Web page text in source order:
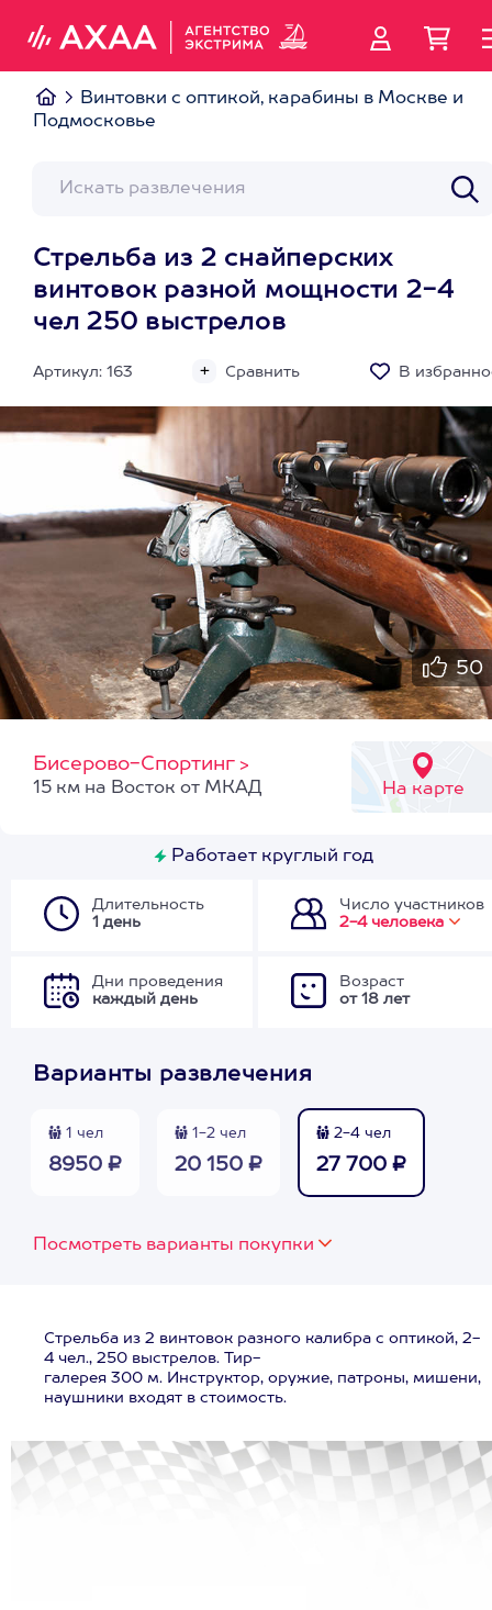
Винтовки с оптикой, карабины в Москве и
Подмосковье
Стрельба из 2 снайперских
винтовок разной мощности 2-4
чел 250 выстрелов
Артикул: 163 Сравнить В
50
Бисерово-Спортинг >
На карте
15 км на Восток от МКАД
Работает круглый год
Длительность
1 день
Число участников
2-4 человека
Дни проведения
каждый день
Возраст
от 18 лет
Варианты развлечения
1 чел
8950 ₽
1-2 чел
20 150 ₽
2-4 чел
27 700 ₽
Посмотреть варианты покупки
Стрельба из 2 винтовок разного калибра с оптикой, 2-
4 чел., 250 выстрелов. Тир-
галерея 300 м. Инструктор, оружие, патроны, мишени,
наушники входят в стоимость.